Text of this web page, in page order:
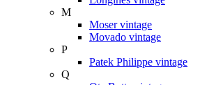
M
Moser vintage
Movado vintage
P
Patek Philippe vintage
Q